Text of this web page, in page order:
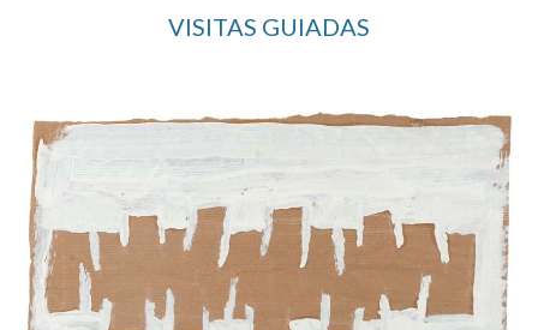
VISITAS GUIADAS